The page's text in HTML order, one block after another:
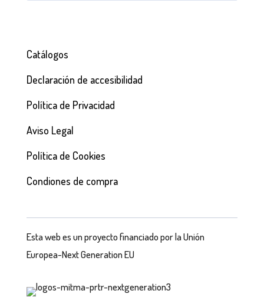
Catálogos
Declaración de accesibilidad
Política de Privacidad
Aviso Legal
Política de Cookies
Condiones de compra
Esta web es un proyecto financiado por la Unión
Europea-Next Generation EU